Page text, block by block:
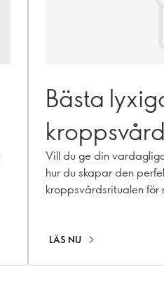
Bästa
Vill du ge din
hur du skapar den
kroppsvårdsritualen för
LÄS NU